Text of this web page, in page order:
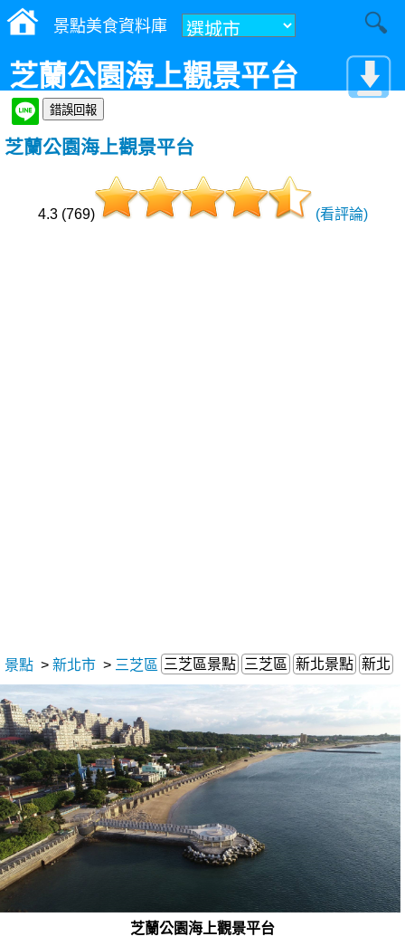
景點美食資料庫
芝蘭公園海上觀景平台
芝蘭公園海上觀景平台
4.3 (769) (看評論)
景點 > 新北市 > 三芝區 三芝區景點 三芝區 新北景點 新北
芝蘭公園海上觀景平台